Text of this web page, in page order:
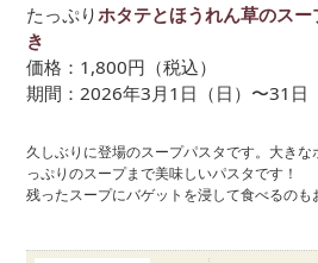
たっぷりホタテとほうれん草のス
き
価格：1,800円（税込）
期間：2026年3月1日（日）〜31日
久しぶりに登場のスープパスタです。大き
っぷりのスープまで美味しいパスタです！
残ったスープにバゲットを浸して食べるのも